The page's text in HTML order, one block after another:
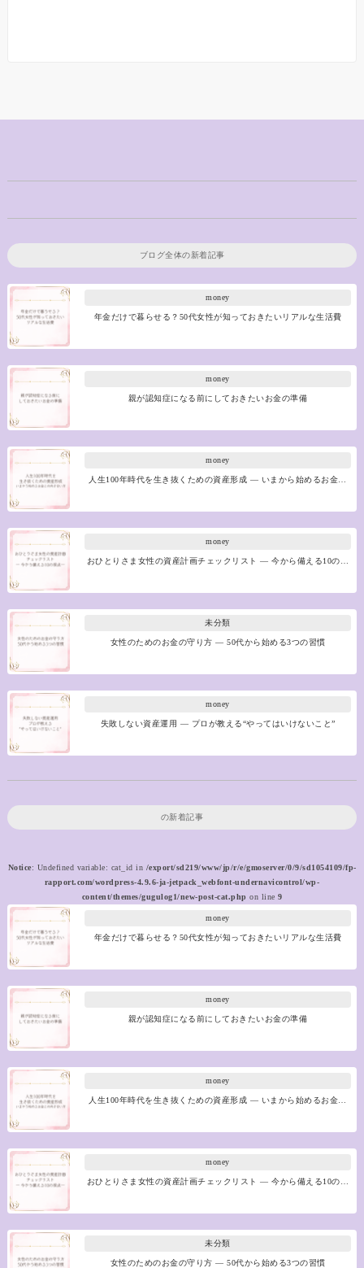
ブログ全体の新着記事
money
年金だけで暮らせる？50代女性が知っておきたいリアルな生活費
money
親が認知症になる前にしておきたいお金の準備
money
人生100年時代を生き抜くための資産形成 ― いまから始めるお金…
money
おひとりさま女性の資産計画チェックリスト ― 今から備える10の…
未分類
女性のためのお金の守り方 ― 50代から始める3つの習慣
money
失敗しない資産運用 ― プロが教える“やってはいけないこと”
の新着記事
Notice: Undefined variable: cat_id in /export/sd219/www/jp/r/e/gmoserver/0/9/sd1054109/fp-
rapport.com/wordpress-4.9.6-ja-jetpack_webfont-undernavicontrol/wp-
content/themes/gugulog1/new-post-cat.php on line 9
money
年金だけで暮らせる？50代女性が知っておきたいリアルな生活費
money
親が認知症になる前にしておきたいお金の準備
money
人生100年時代を生き抜くための資産形成 ― いまから始めるお金…
money
おひとりさま女性の資産計画チェックリスト ― 今から備える10の…
未分類
女性のためのお金の守り方 ― 50代から始める3つの習慣